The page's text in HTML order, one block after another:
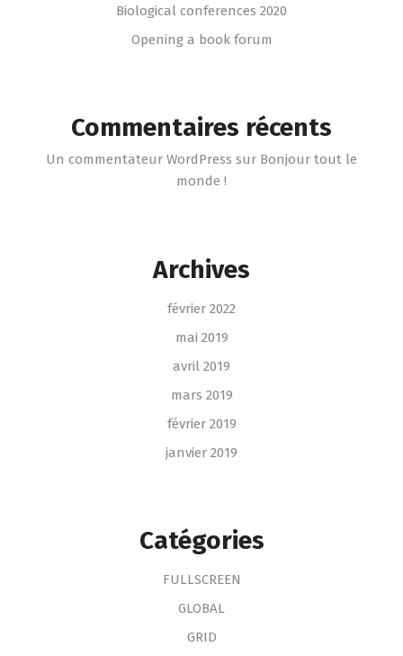
Biological conferences 2020
Opening a book forum
Commentaires récents
Un commentateur WordPress sur Bonjour tout le
monde !
Archives
février 2022
mai 2019
avril 2019
mars 2019
février 2019
janvier 2019
Catégories
FULLSCREEN
GLOBAL
GRID